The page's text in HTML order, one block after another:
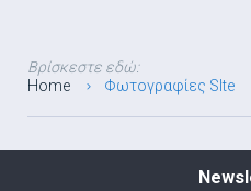
Βρίσκεστε εδώ:
Home
Φωτογραφίες SIte